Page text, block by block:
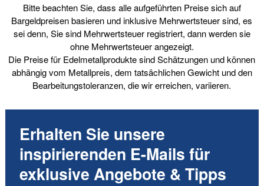
Bitte beachten Sie, dass alle aufgeführten Preise sich auf
Bargeldpreisen basieren und inklusive Mehrwertsteuer sind, es
sei denn, Sie sind Mehrwertsteuer registriert, dann werden sie
ohne Mehrwertsteuer angezeigt.
Die Preise für Edelmetallprodukte sind Schätzungen und können
abhängig vom Metallpreis, dem tatsächlichen Gewicht und den
Bearbeitungstoleranzen, die wir erreichen, variieren.
Erhalten Sie unsere
inspirierenden E-Mails für
exklusive Angebote & Tipps